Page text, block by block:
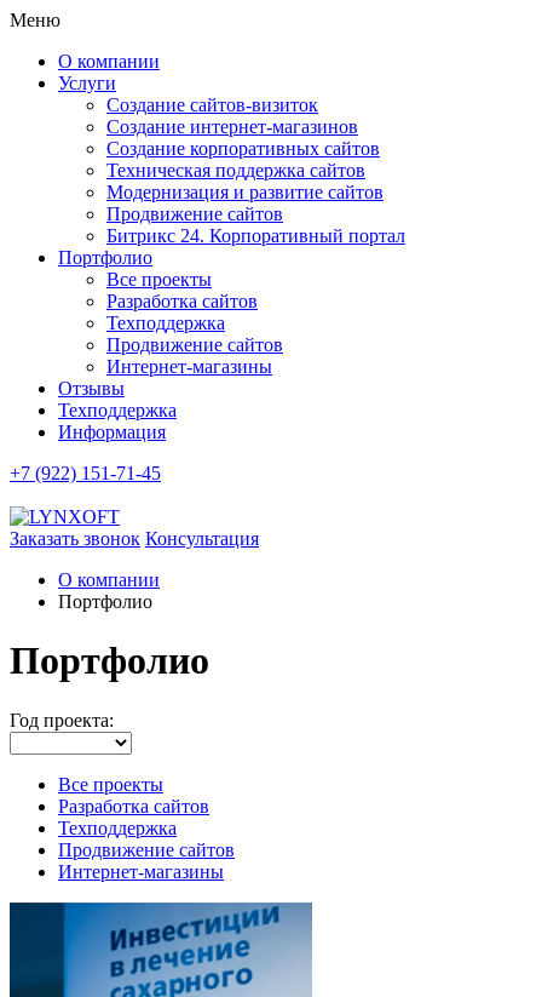
Меню
О компании
Услуги
Создание сайтов-визиток
Создание интернет-магазинов
Создание корпоративных сайтов
Техническая поддержка сайтов
Модернизация и развитие сайтов
Продвижение сайтов
Битрикс 24. Корпоративный портал
Портфолио
Все проекты
Разработка сайтов
Техподдержка
Продвижение сайтов
Интернет-магазины
Отзывы
Техподдержка
Информация
+7 (922) 151-71-45
Заказать звонок Консультация
О компании
Портфолио
Портфолио
Год проекта:
Все проекты
Разработка сайтов
Техподдержка
Продвижение сайтов
Интернет-магазины